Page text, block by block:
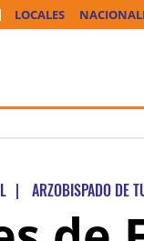
LOCALES
| ARZOBISPADO DE